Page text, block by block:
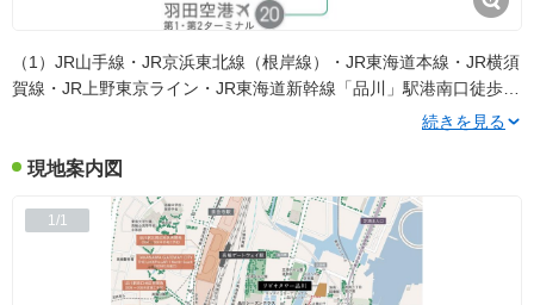
（1）JR山手線・JR京浜東北線（根岸線）・JR東海道本線・JR横須
賀線・JR上野東京ライン・JR東海道新幹線「品川」駅港南口徒歩13
続きを見る
現地案内図
1/1